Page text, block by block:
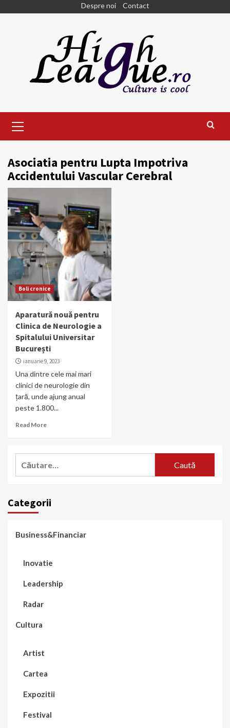
Despre noi Contact
Menu
Asociatia pentru Lupta Impotriva
Accidentului Vascular Cerebral
Boli cronice
Aparatură nouă pentru
Clinica de Neurologie a
Spitalului Universitar
București
ianuarie 9, 2023
Una dintre cele mai mari
clinici de neurologie din
țară, unde ajung anual
peste 1.800...
Read More
Categorii
Business&Financiar
Inovatie
Leadership
Radar
Cultura
Artist
Cartea
Expozitii
Festival